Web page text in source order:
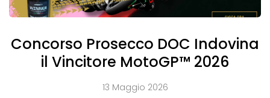
Concorso Prosecco DOC Indovina
il Vincitore MotoGP™ 2026
13 Maggio 2026